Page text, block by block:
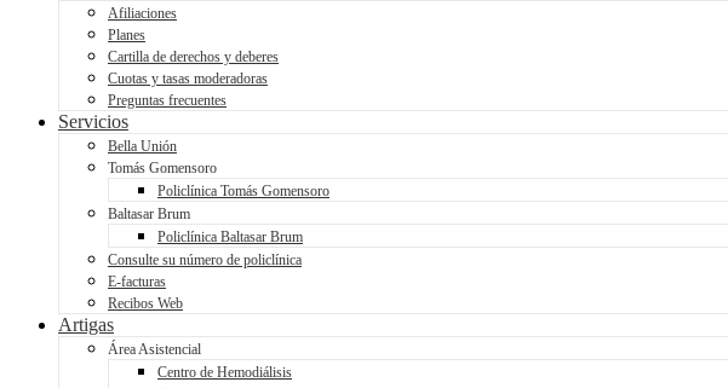
Afiliaciones
Planes
Cartilla de derechos y deberes
Cuotas y tasas moderadoras
Preguntas frecuentes
Servicios
Bella Unión
Tomás Gomensoro
Policlínica Tomás Gomensoro
Baltasar Brum
Policlínica Baltasar Brum
Consulte su número de policlínica
E-facturas
Recibos Web
Artigas
Área Asistencial
Centro de Hemodiálisis